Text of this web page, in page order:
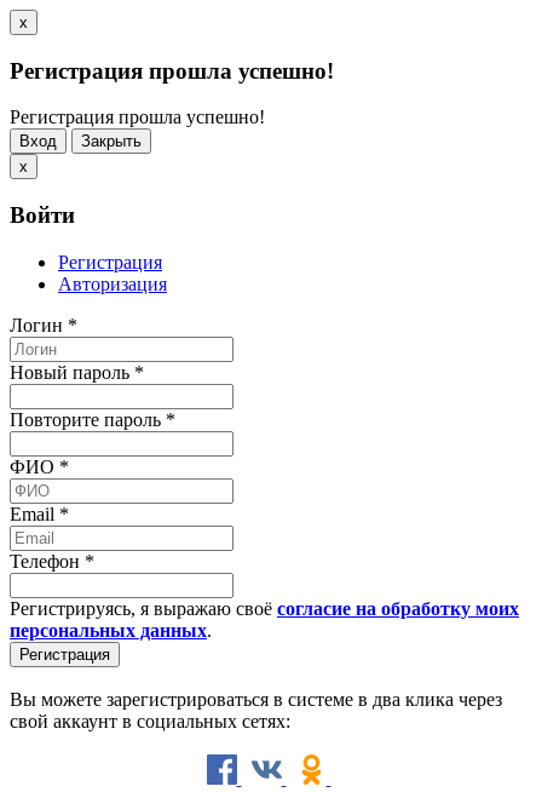
x
Регистрация прошла успешно!
Регистрация прошла успешно!
Вход
Закрыть
x
Войти
Регистрация
Авторизация
Логин *
Новый пароль *
Повторите пароль *
ФИО *
Email *
Телефон *
Регистрируясь, я выражаю своё согласие на обработку моих
персональных данных.
Вы можете зарегистрироваться в системе в два клика через
свой аккаунт в социальных сетях: